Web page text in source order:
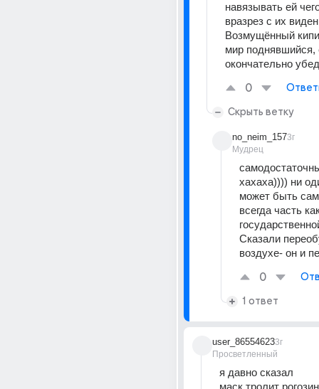
навязывать ей
вразрез с их
Возмущённый
мир поднявшийся,
окончательно
0
Скрыть ветку
no_neim_157
Мудрец
3г
хахаха)))) ни
может быть
всегда часть
Сказали
воздухе- он и
0
1 ответ
user_86554623
Просветленный
3г
я давно сказал
маск тролит